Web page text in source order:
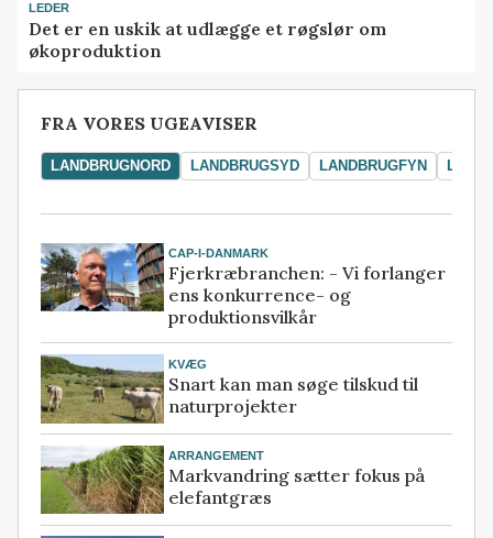
LEDER
Det er en uskik at udlægge et røgslør om
økoproduktion
FRA VORES UGEAVISER
LANDBRUGNORD LANDBRUGSYD LANDBRUGFYN
CAP-I-DANMARK
Fjerkræbranchen: - Vi forlanger
ens konkurrence- og
produktionsvilkår
KVÆG
Snart kan man søge tilskud til
naturprojekter
ARRANGEMENT
Markvandring sætter fokus på
elefantgræs